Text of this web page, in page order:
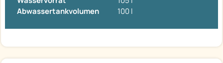
Abwassertankvolumen
100 l